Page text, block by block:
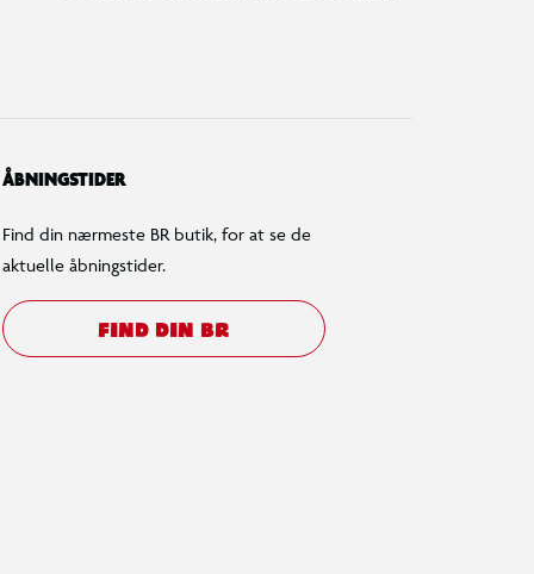
ÅBNINGSTIDER
Find din nærmeste BR butik, for at se de
aktuelle åbningstider.
FIND DIN BR